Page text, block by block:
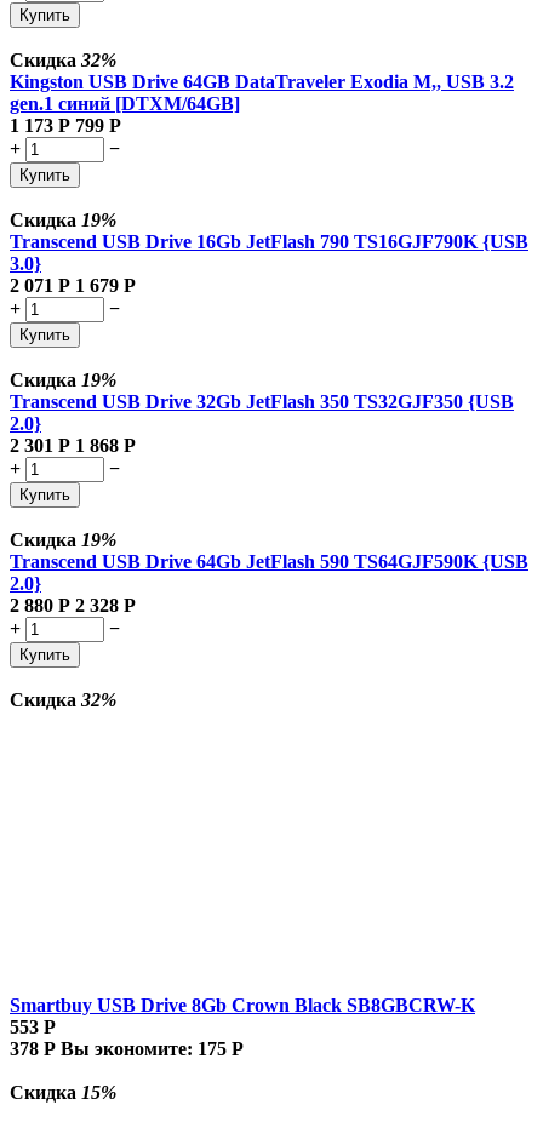
Купить
Скидка 32%
Kingston USB Drive 64GB DataTraveler Exodia M,, USB 3.2
gen.1 синий [DTXM/64GB]
1 173 Р 799 Р
+
−
Купить
Скидка 19%
Transcend USB Drive 16Gb JetFlash 790 TS16GJF790K {USB
3.0}
2 071 Р 1 679 Р
+
−
Купить
Скидка 19%
Transcend USB Drive 32Gb JetFlash 350 TS32GJF350 {USB
2.0}
2 301 Р 1 868 Р
+
−
Купить
Скидка 19%
Transcend USB Drive 64Gb JetFlash 590 TS64GJF590K {USB
2.0}
2 880 Р 2 328 Р
+
−
Купить
Скидка 32%
Smartbuy USB Drive 8Gb Crown Black SB8GBCRW-K
553 Р
378 Р Вы экономите: 175 Р
Скидка 15%